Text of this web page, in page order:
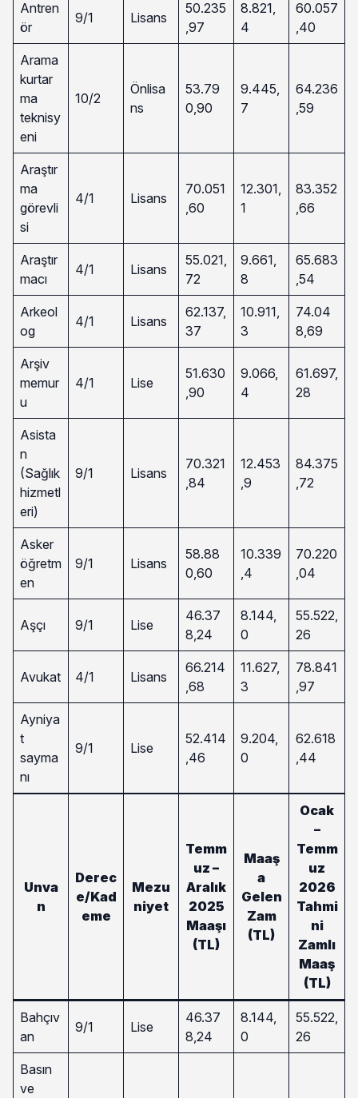
Antren
ör
9/1 Lisans
50.235
,97
8.821,
4
60.057
,40
Arama
kurtar
ma
teknisy
eni
10/2
Önlisa
ns
53.79
0,90
9.445,
7
64.236
,59
Araştır
ma
görevli
si
4/1 Lisans
70.051
,60
12.301,
1
83.352
,66
Araştır
macı
4/1 Lisans
55.021,
72
9.661,
8
65.683
,54
Arkeol
og
4/1 Lisans
62.137,
37
10.911,
3
74.04
8,69
Arşiv
memur
u
4/1 Lise
51.630
,90
9.066,
4
61.697,
28
Asista
n
(Sağlık
hizmetl
eri)
9/1 Lisans
70.321
,84
12.453
,9
84.375
,72
Asker
öğretm
en
9/1 Lisans
58.88
0,60
10.339
,4
70.220
,04
Aşçı 9/1 Lise
46.37
8,24
8.144,
0
55.522,
26
Avukat 4/1 Lisans
66.214
,68
11.627,
3
78.841
,97
Ayniya
t
sayma
nı
9/1 Lise
52.414
,46
9.204,
0
62.618
,44
Unva
n
Derec
e/Kad
eme
Mezu
niyet
Temm
uz –
Aralık
2025
Maaşı
(TL)
Maaş
a
Gelen
Zam
(TL)
Ocak
–
Temm
uz
2026
Tahmi
ni
Zamlı
Maaş
(TL)
Bahçıv
an
9/1 Lise
46.37
8,24
8.144,
0
55.522,
26
Basın
ve